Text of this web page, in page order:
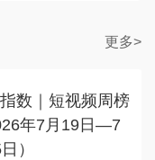
更多>
数｜短视频周榜
年7月19日—7
）